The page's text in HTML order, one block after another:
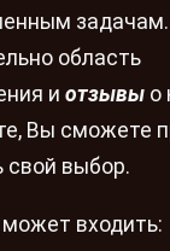
область
и отзывы о
Вы сможете
свой выбор.
входить: